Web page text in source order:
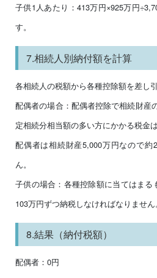
子供1人あたり：413万円×925万円
す。
7.相続人別納付額を計算
各相続人の税額から各種控除額を差し引
配偶者の場合：配偶者控除で相続財産
定相続分相当額の多い方にかかる税金
配偶者は相続財産5,000万円なので
ん。
子供の場合：各種控除額に当てはま
103万円ずつ納税しなければなりません。
8.結果（納付税額）
配偶者：0円